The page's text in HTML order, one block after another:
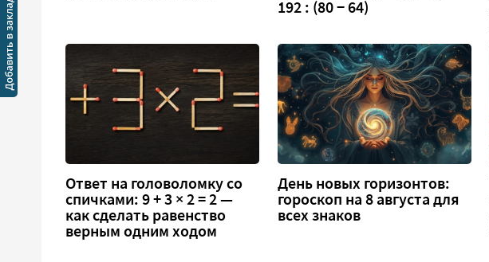
192 : (80 − 64)
Ответ на головоломку со
спичками: 9 + 3 × 2 = 2 —
как сделать равенство
верным одним ходом
День новых горизонтов:
гороскоп на 8 августа для
всех знаков